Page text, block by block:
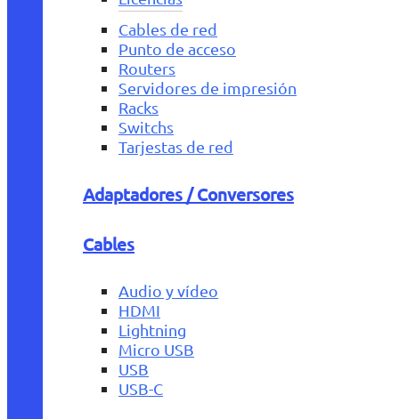
Cables de red
Punto de acceso
Routers
Servidores de impresión
Racks
Switchs
Tarjestas de red
Adaptadores / Conversores
Cables
Audio y vídeo
HDMI
Lightning
Micro USB
USB
USB-C